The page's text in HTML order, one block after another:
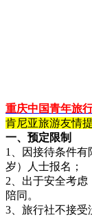
重庆中国青年旅
肯尼亚旅游友情
一、预定限制
1、因接待条件有
岁）人士报名；
2、出于安全考
陪同。
3、旅行社不接受